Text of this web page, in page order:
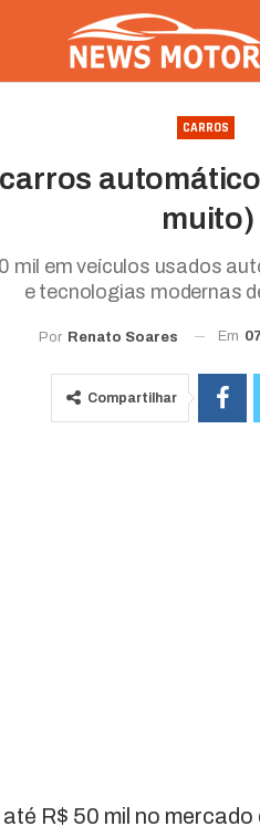
CARROS
muito)
mil em veículos usados
e tecnologias modernas
Por Renato Soares Em
Compartilhar
R$ 50 mil no mercado